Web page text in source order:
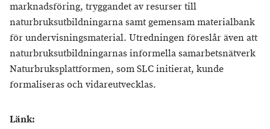
marknadsföring, tryggandet av resurser till
naturbruksutbildningarna samt gemensam materialbank
för undervisningsmaterial. Utredningen föreslår även att
naturbruksutbildningarnas informella samarbetsnätverk
Naturbruksplattformen, som SLC initierat, kunde
formaliseras och vidareutvecklas.
Länk: